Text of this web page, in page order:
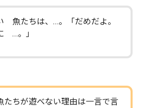
魚たちは、…。「だめだよ。
…。」
たちが遊べない理由は一言で言